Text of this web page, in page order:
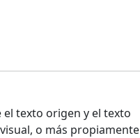
texto origen y el texto
o más propiamente